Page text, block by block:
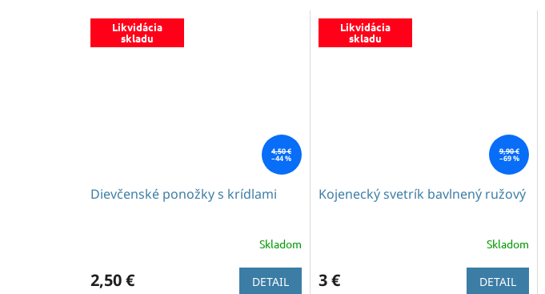
Likvidácia
skladu
4,50 €
–44 %
Dievčenské ponožky s krídlami
Skladom
2,50 € DETAIL
Likvidácia
skladu
9,90 €
–69 %
Kojenecký svetrík bavlnený ružový
Skladom
3 € DETAIL